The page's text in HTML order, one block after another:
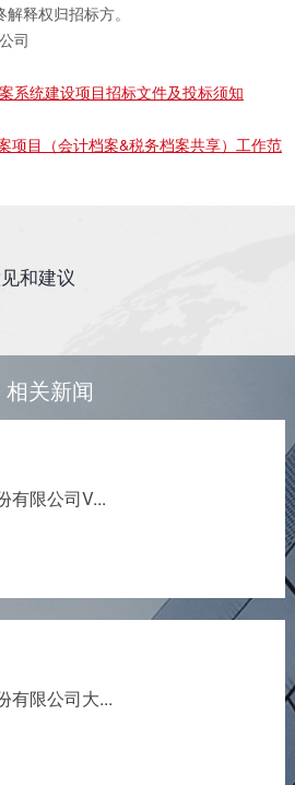
释权归招标方。
司
系统建设项目招标文件及投标须知
项目（会计档案&税务档案共享）工作范
和建议
相关新闻
有限公司V...
有限公司大...